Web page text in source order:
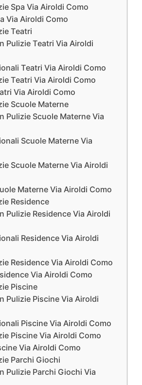
Spa Via Airoldi Como
Via Airoldi Como
Teatri
Pulizie Teatri Via Airoldi
Teatri Via Airoldi Como
Teatri Via Airoldi Como
Via Airoldi Como
Scuole Materne
Pulizie Scuole Materne Via
Scuole Materne Via
Scuole Materne Via Airoldi
Materne Via Airoldi Como
Residence
Pulizie Residence Via Airoldi
Residence Via Airoldi
Residence Via Airoldi Como
Via Airoldi Como
Piscine
Pulizie Piscine Via Airoldi
Piscine Via Airoldi Como
Piscine Via Airoldi Como
Via Airoldi Como
Parchi Giochi
Pulizie Parchi Giochi Via